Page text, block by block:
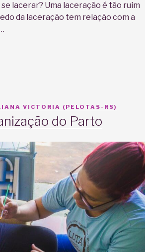
lacerar? Uma laceração é tão ruim
da laceração tem relação com a
VICTORIA (PELOTAS-RS)
do Parto